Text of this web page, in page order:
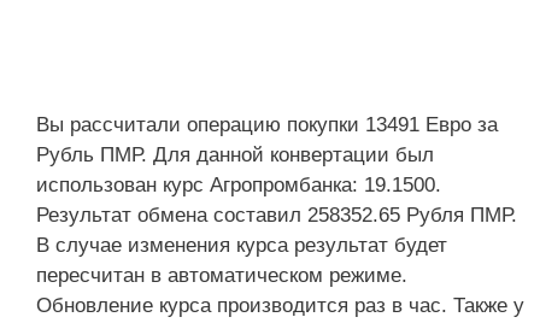
Вы рассчитали операцию покупки 13491 Евро за
Рубль ПМР. Для данной конвертации был
использован курс Агропромбанка: 19.1500.
Результат обмена составил 258352.65 Рубля ПМР.
В случае изменения курса результат будет
пересчитан в автоматическом режиме.
Обновление курса производится раз в час. Также у